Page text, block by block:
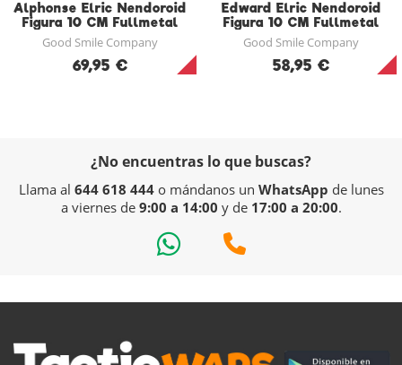
Alphonse Elric Nendoroid
Figura 10 CM Fullmetal
Alchemist
Good Smile Company
69,95 €
Edward Elric Nendoroid
Figura 10 CM Fullmetal
Alchemist
Good Smile Company
58,95 €
¿No encuentras lo que buscas?
Llama al 644 618 444o mándanos un WhatsApp de lunes
a viernes de 9:00 a 14:00 y de 17:00 a 20:00.